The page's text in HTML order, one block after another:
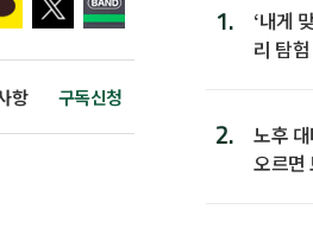
항 구독신청
1.
‘내게
리 탐
2.
노후
오르면